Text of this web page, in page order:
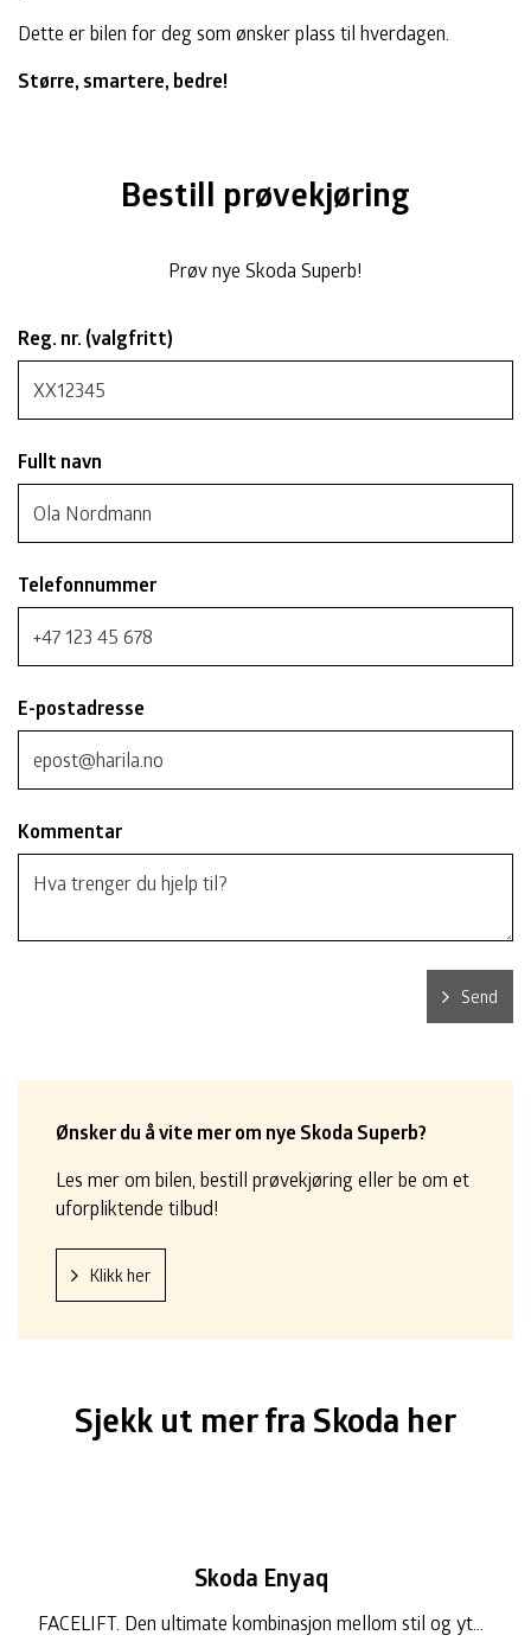
Dette er bilen for deg som ønsker plass til hverdagen.
Større, smartere, bedre!
Bestill prøvekjøring
Prøv nye Skoda Superb!
Reg. nr. (valgfritt)
Fullt navn
Telefonnummer
E-postadresse
Kommentar
Send
Ønsker du å vite mer om nye Skoda Superb?
Les mer om bilen, bestill prøvekjøring eller be om et
uforpliktende tilbud!
Klikk her
Sjekk ut mer fra Skoda her
Skoda Enyaq
FACELIFT. Den ultimate kombinasjon mellom stil og yt...